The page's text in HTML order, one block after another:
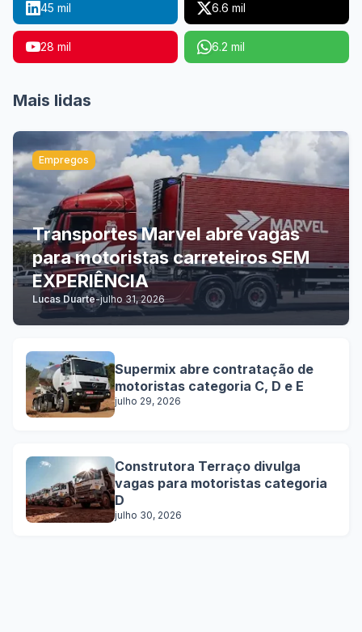
45 mil 6.6 mil
28 mil 6.2 mil
Mais lidas
Empregos
Transportes Marvel abre vagas
para motoristas carreteiros SEM
EXPERIÊNCIA
Lucas Duarte-julho 31, 2026
Supermix abre contratação de
motoristas categoria C, D e E
julho 29, 2026
Construtora Terraço divulga
vagas para motoristas categoria
D
julho 30, 2026